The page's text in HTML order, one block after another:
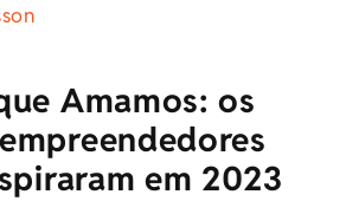
Amamos: os
em 2023